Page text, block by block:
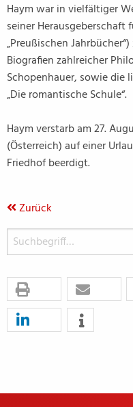
Haym war in vielfältiger
seiner Herausgeberschaft
„Preußischen
Biografien zahlreicher
Schopenhauer, sowie
„Die romantische Schule“.
Haym verstarb am 27.
(Österreich) auf einer
Friedhof beerdigt.
Zurück